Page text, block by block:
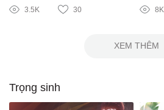
3.5K 30 8K
XEM THÊM
Trọng sinh